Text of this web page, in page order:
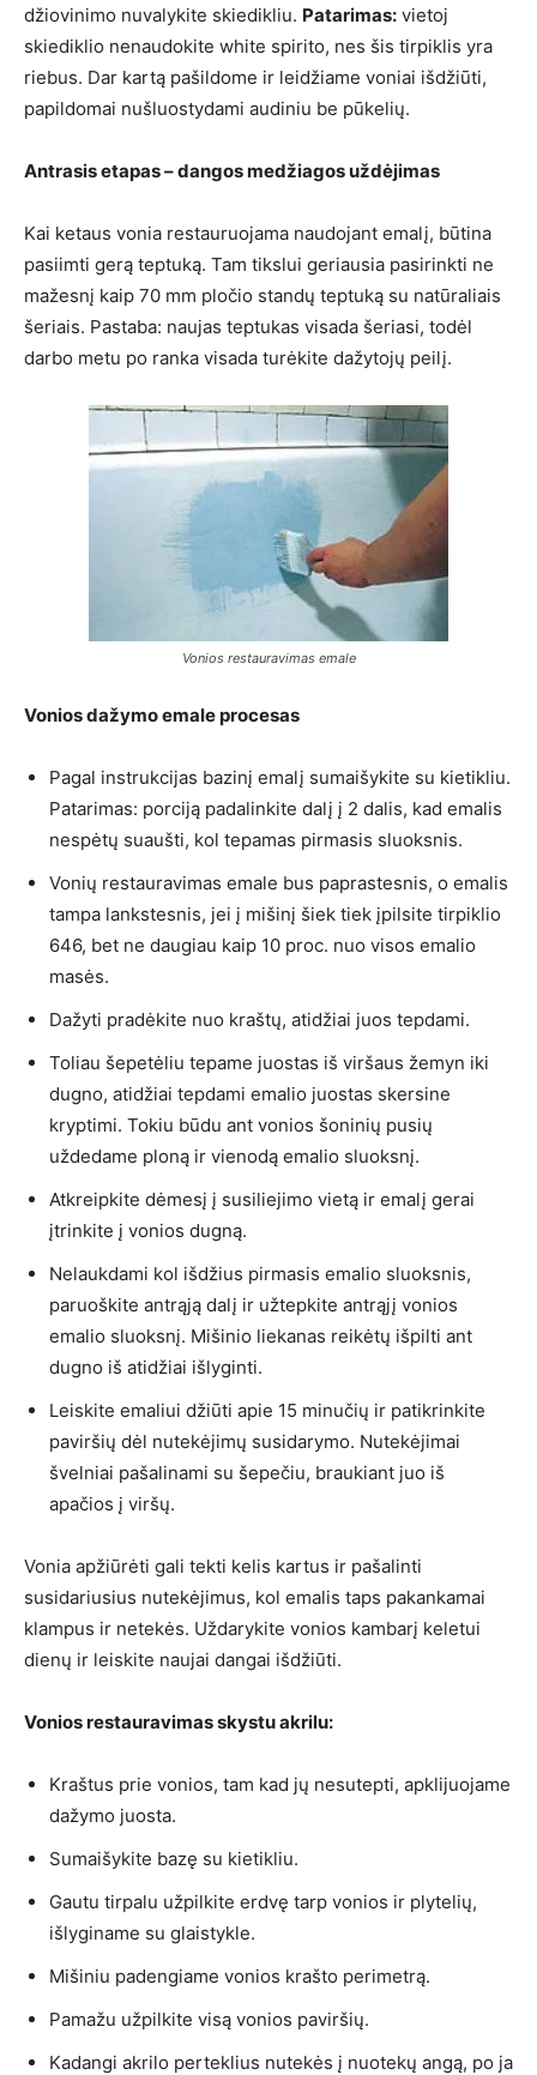
džiovinimo nuvalykite skiedikliu. Patarimas: vietoj
skiediklio nenaudokite white spirito, nes šis tirpiklis yra
riebus. Dar kartą pašildome ir leidžiame voniai išdžiūti,
papildomai nušluostydami audiniu be pūkelių.
Antrasis etapas – dangos medžiagos uždėjimas
Kai ketaus vonia restauruojama naudojant emalį, būtina
pasiimti gerą teptuką. Tam tikslui geriausia pasirinkti ne
mažesnį kaip 70 mm pločio standų teptuką su natūraliais
šeriais. Pastaba: naujas teptukas visada šeriasi, todėl
darbo metu po ranka visada turėkite dažytojų peilį.
Vonios restauravimas emale
Vonios dažymo emale procesas
Pagal instrukcijas bazinį emalį sumaišykite su kietikliu.
Patarimas: porciją padalinkite dalį į 2 dalis, kad emalis
nespėtų suaušti, kol tepamas pirmasis sluoksnis.
Vonių restauravimas emale bus paprastesnis, o emalis
tampa lankstesnis, jei į mišinį šiek tiek įpilsite tirpiklio
646, bet ne daugiau kaip 10 proc. nuo visos emalio
masės.
Dažyti pradėkite nuo kraštų, atidžiai juos tepdami.
Toliau šepetėliu tepame juostas iš viršaus žemyn iki
dugno, atidžiai tepdami emalio juostas skersine
kryptimi. Tokiu būdu ant vonios šoninių pusių
uždedame ploną ir vienodą emalio sluoksnį.
Atkreipkite dėmesį į susiliejimo vietą ir emalį gerai
įtrinkite į vonios dugną.
Nelaukdami kol išdžius pirmasis emalio sluoksnis,
paruoškite antrąją dalį ir užtepkite antrąjį vonios
emalio sluoksnį. Mišinio liekanas reikėtų išpilti ant
dugno iš atidžiai išlyginti.
Leiskite emaliui džiūti apie 15 minučių ir patikrinkite
paviršių dėl nutekėjimų susidarymo. Nutekėjimai
švelniai pašalinami su šepečiu, braukiant juo iš
apačios į viršų.
Vonia apžiūrėti gali tekti kelis kartus ir pašalinti
susidariusius nutekėjimus, kol emalis taps pakankamai
klampus ir netekės. Uždarykite vonios kambarį keletui
dienų ir leiskite naujai dangai išdžiūti.
Vonios restauravimas skystu akrilu:
Kraštus prie vonios, tam kad jų nesutepti, apklijuojame
dažymo juosta.
Sumaišykite bazę su kietikliu.
Gautu tirpalu užpilkite erdvę tarp vonios ir plytelių,
išlyginame su glaistykle.
Mišiniu padengiame vonios krašto perimetrą.
Pamažu užpilkite visą vonios paviršių.
Kadangi akrilo perteklius nutekės į nuotekų angą, po ja